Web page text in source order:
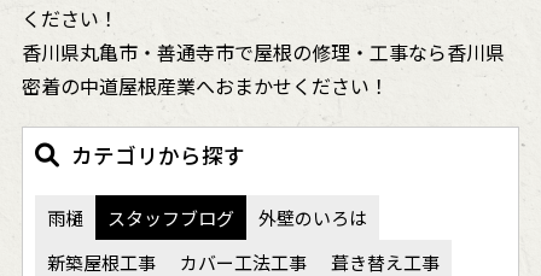
ください！
香川県丸亀市・善通寺市で屋根の修理・工事なら香川県
密着の中道屋根産業へおまかせください！
カテゴリから探す
雨樋 スタッフブログ
外壁のいろは
新築屋根工事
カバー工法工事
葺き替え工事